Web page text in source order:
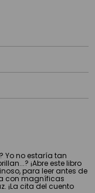
Yo no estaría tan
¡Abre este libro
para leer antes de
con magníficas
¡La cita del cuento